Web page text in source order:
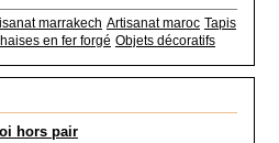
marrakech Artisanat maroc Tapis
en fer forgé Objets décoratifs
hors pair